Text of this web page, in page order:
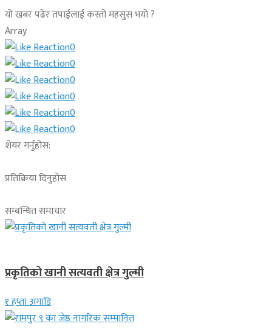
यो खबर पढेर तपाईलाई कस्तो महसुस भयो ?
Array
0
0
0
0
0
0
शेयर गर्नुहोस:
प्रतिक्रिया दिनुहोस
सम्बन्धित समाचार
प्रकृतिको खानी सत्यवती क्षेत्र गुल्मी
१ हप्ता अगाडि